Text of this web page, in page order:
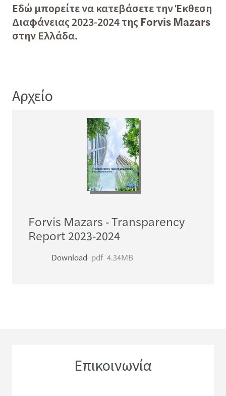
Εδώ μπορείτε να κατεβάσετε την Έκθεση
Διαφάνειας 2023-2024 της Forvis Mazars
στην Ελλάδα.
Αρχείο
Forvis Mazars - Transparency
Report 2023-2024
Download pdf 4.34MB
Επικοινωνία